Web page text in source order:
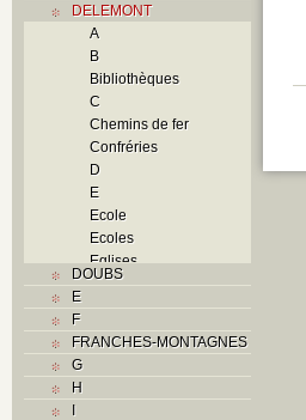
DELEMONT
A
B
Bibliothèques
C
Chemins de fer
Confréries
D
E
Ecole
Ecoles
Eglises
F
H
DOUBS
E
F
FRANCHES-MONTAGNES
G
H
I